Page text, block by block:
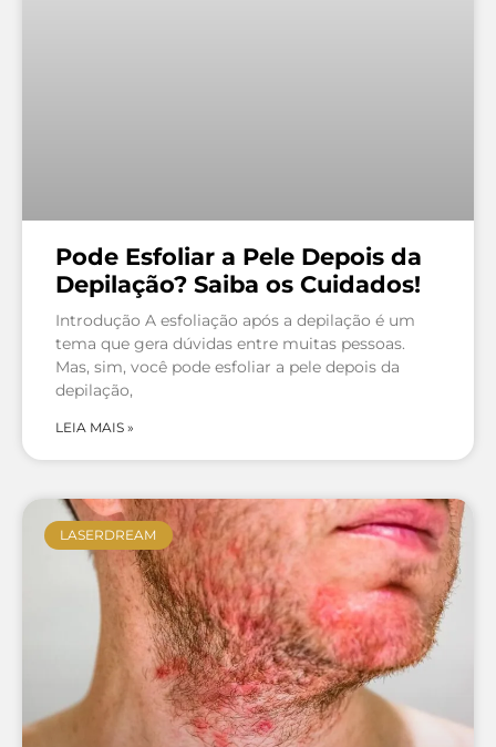
Pode Esfoliar a Pele Depois da
Depilação? Saiba os Cuidados!
Introdução A esfoliação após a depilação é um
tema que gera dúvidas entre muitas pessoas.
Mas, sim, você pode esfoliar a pele depois da
depilação,
LEIA MAIS »
LASERDREAM